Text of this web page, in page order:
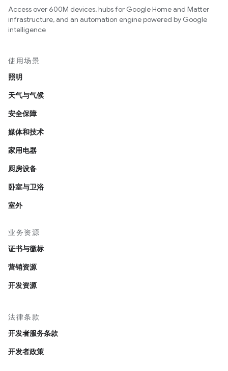
Access over 600M devices, hubs for Google Home and Matter
infrastructure, and an automation engine powered by Google
intelligence
使用场景
照明
天气与气候
安全保障
媒体和技术
家用电器
厨房设备
卧室与卫浴
室外
业务资源
证书与徽标
营销资源
开发资源
法律条款
开发者服务条款
开发者政策